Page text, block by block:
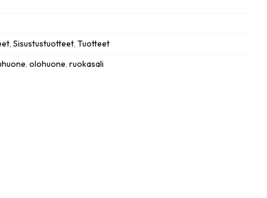
,Sisustustuotteet,Tuotteet
,olohuone,ruokasali